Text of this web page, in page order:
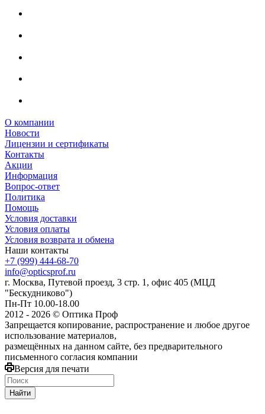
О компании
Новости
Лицензии и сертификаты
Контакты
Акции
Информация
Вопрос-ответ
Политика
Помощь
Условия доставки
Условия оплаты
Условия возврата и обмена
Наши контакты
+7 (999) 444-68-70
info@opticsprof.ru
г. Москва, Путевой проезд, 3 стр. 1, офис 405 (МЦД
"Бескудниково")
Пн-Пт 10.00-18.00
2012 - 2026 © Оптика Проф
Запрещается копирование, распространение и любое другое
использование материалов,
размещённых на данном сайте, без предварительного
письменного согласия компании
Версия для печати
Найти